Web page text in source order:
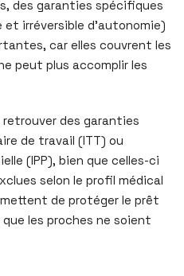
des garanties spécifiques
irréversible d’autonomie)
car elles couvrent les
peut plus accomplir les
des garanties
de travail (ITT) ou
(IPP), bien que celles-ci
selon le profil médical
de protéger le prêt
les proches ne soient